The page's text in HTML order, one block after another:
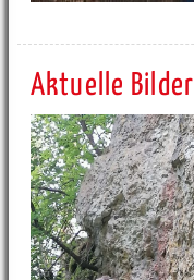
Aktuelle Bilder